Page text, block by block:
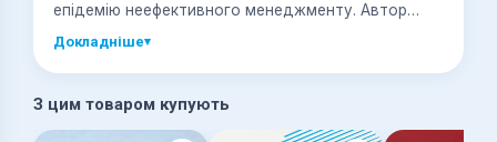
епідемію неефективного менеджменту. Автор
пропонує шлях вирішення — чітке, покрокове
великим! Ця книжка справжній майстер-клас для
керівника. З нею ви забудете про неефективний
Докладніше▾
З цим товаром купують